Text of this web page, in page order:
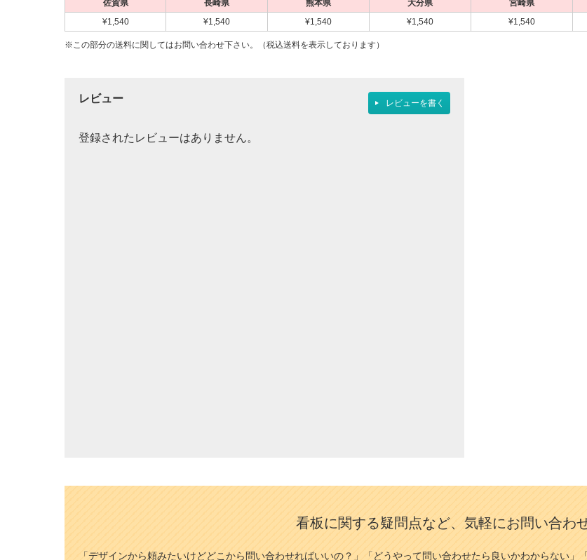
※この部分の送料に関してはお問い合わせ下さい。（税込送料を表示しております）
佐賀県
長崎県 熊本県 大分県 宮崎県
¥1,540
¥1,540 ¥1,540 ¥1,540 ¥1,540
レビュー レビューを書く
登録されたレビューはありません。
看板に関する疑問点など、気軽にお問い合わ
「デザインから頼みたいけどどこから問い合わせればいいの？」「どうやって問い合わせたら良いかわからない